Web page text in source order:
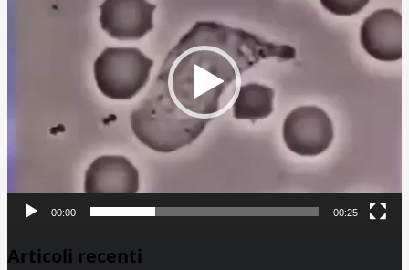
00:00 00:25
Articoli recenti